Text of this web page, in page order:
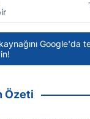
kaynağını Google'da
Özeti